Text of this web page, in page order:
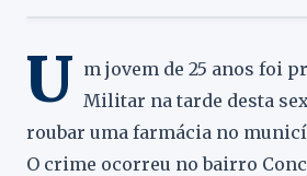
U m jovem de 25 anos foi
Militar na tarde desta
roubar uma farmácia no
O crime ocorreu no bairro